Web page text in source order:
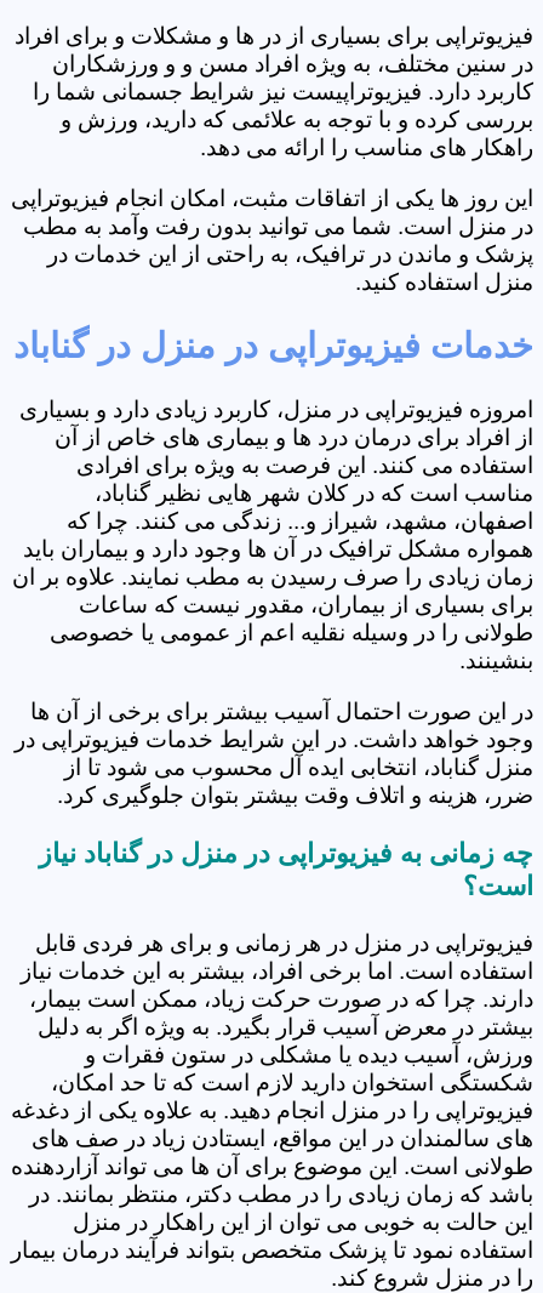
فیزیوتراپی برای بسیاری از در ها و مشکلات و برای افراد
در سنین مختلف، به ویژه افراد مسن و و ورزشکاران
کاربرد دارد. فیزیوتراپیست نیز شرایط جسمانی شما را
بررسی کرده و با توجه به علائمی که دارید، ورزش و
راهکار های مناسب را ارائه می دهد.
این روز ها یکی از اتفاقات مثبت، امکان انجام فیزیوتراپی
در منزل است. شما می توانید بدون رفت وآمد به مطب
پزشک و ماندن در ترافیک، به راحتی از این خدمات در
منزل استفاده کنید.
خدمات فیزیوتراپی در منزل در گناباد
امروزه فیزیوتراپی در منزل، کاربرد زیادی دارد و بسیاری
از افراد برای درمان درد ها و بیماری های خاص از آن
استفاده می کنند. این فرصت به ویژه برای افرادی
مناسب است که در کلان شهر هایی نظیر گناباد،
اصفهان، مشهد، شیراز و... زندگی می کنند. چرا که
همواره مشکل ترافیک در آن ها وجود دارد و بیماران باید
زمان زیادی را صرف رسیدن به مطب نمایند. علاوه بر ان
برای بسیاری از بیماران، مقدور نیست که ساعات
طولانی را در وسیله نقلیه اعم از عمومی یا خصوصی
بنشینند.
در این صورت احتمال آسیب بیشتر برای برخی از آن ها
وجود خواهد داشت. در این شرایط خدمات فیزیوتراپی در
منزل گناباد، انتخابی ایده آل محسوب می شود تا از
ضرر، هزینه و اتلاف وقت بیشتر بتوان جلوگیری کرد.
چه زمانی به فیزیوتراپی در منزل در گناباد نیاز
است؟
فیزیوتراپی در منزل در هر زمانی و برای هر فردی قابل
استفاده است. اما برخی افراد، بیشتر به این خدمات نیاز
دارند. چرا که در صورت حرکت زیاد، ممکن است بیمار،
بیشتر در معرض آسیب قرار بگیرد. به ویژه اگر به دلیل
ورزش، آسیب دیده یا مشکلی در ستون فقرات و
شکستگی استخوان دارید لازم است که تا حد امکان،
فیزیوتراپی را در منزل انجام دهید. به علاوه یکی از دغدغه
های سالمندان در این مواقع، ایستادن زیاد در صف های
طولانی است. این موضوع برای آن ها می تواند آزاردهنده
باشد که زمان زیادی را در مطب دکتر، منتظر بمانند. در
این حالت به خوبی می توان از این راهکار در منزل
استفاده نمود تا پزشک متخصص بتواند فرآیند درمان بیمار
را در منزل شروع کند.